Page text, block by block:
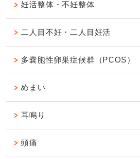
妊活整体・不妊整体
二人目不妊・二人目妊活
多嚢胞性卵巣症候群（PCOS）
めまい
耳鳴り
頭痛